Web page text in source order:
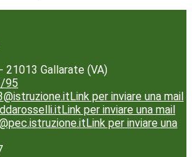
21013 Gallarate (VA)
95
Link per inviare una mail
Link per inviare una mail
Link per inviare una